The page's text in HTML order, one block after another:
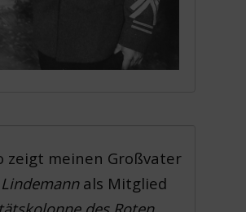
zeigt meinen Großvater
als Mitglied